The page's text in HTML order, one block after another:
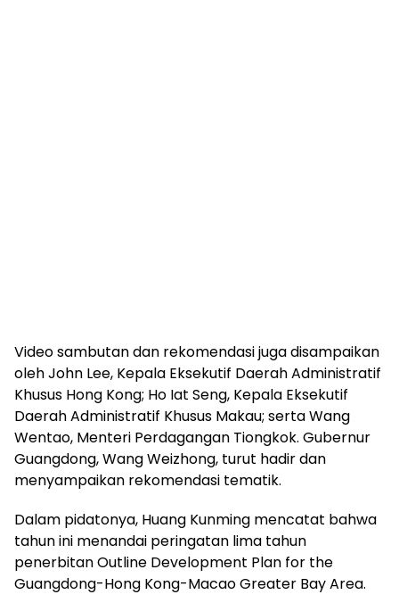
Video sambutan dan rekomendasi juga disampaikan
oleh John Lee, Kepala Eksekutif Daerah Administratif
Khusus Hong Kong; Ho Iat Seng, Kepala Eksekutif
Daerah Administratif Khusus Makau; serta Wang
Wentao, Menteri Perdagangan Tiongkok. Gubernur
Guangdong, Wang Weizhong, turut hadir dan
menyampaikan rekomendasi tematik.
Dalam pidatonya, Huang Kunming mencatat bahwa
tahun ini menandai peringatan lima tahun
penerbitan Outline Development Plan for the
Guangdong-Hong Kong-Macao Greater Bay Area.